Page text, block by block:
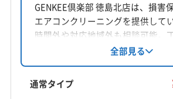
GENKEE倶楽部 徳島北店は、損害
エアコンクリーニングを提供して
時間外や対応地域外も相談可能。
細やかな配慮が好評で、10分間の
ビスもあります。有料駐車場代金
徳島県板野郡松茂町に拠点を置き
まで年中無休で営業しています。
全部見る
通常タイプ